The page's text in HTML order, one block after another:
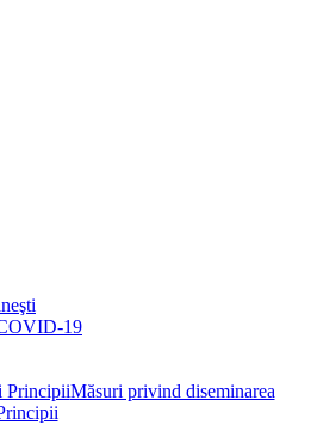
19
Măsuri privind diseminarea